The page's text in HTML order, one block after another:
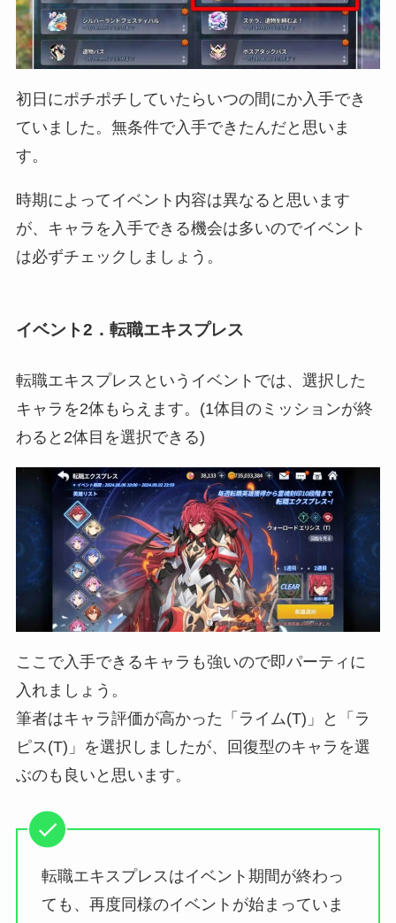
初日にポチポチしていたらいつの間にか入手でき
ていました。無条件で入手できたんだと思いま
す。
時期によってイベント内容は異なると思います
が、キャラを入手できる機会は多いのでイベント
は必ずチェックしましょう。
イベント2．転職エキスプレス
転職エキスプレスというイベントでは、選択した
キャラを2体もらえます。(1体目のミッションが終
わると2体目を選択できる)
ここで入手できるキャラも強いので即パーティに
入れましょう。
筆者はキャラ評価が高かった「ライム(T)」と「ラ
ピス(T)」を選択しましたが、回復型のキャラを選
ぶのも良いと思います。
転職エキスプレスはイベント期間が終わっ
ても、再度同様のイベントが始まっていま